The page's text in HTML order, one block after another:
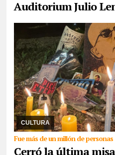
Auditorium Julio
CULTURA
Fue más de un millón de personas
Cerró la última
08/06/2026 Alrededor de las 5 de
microestadio Gatica de Villa
finalizado la despedida de